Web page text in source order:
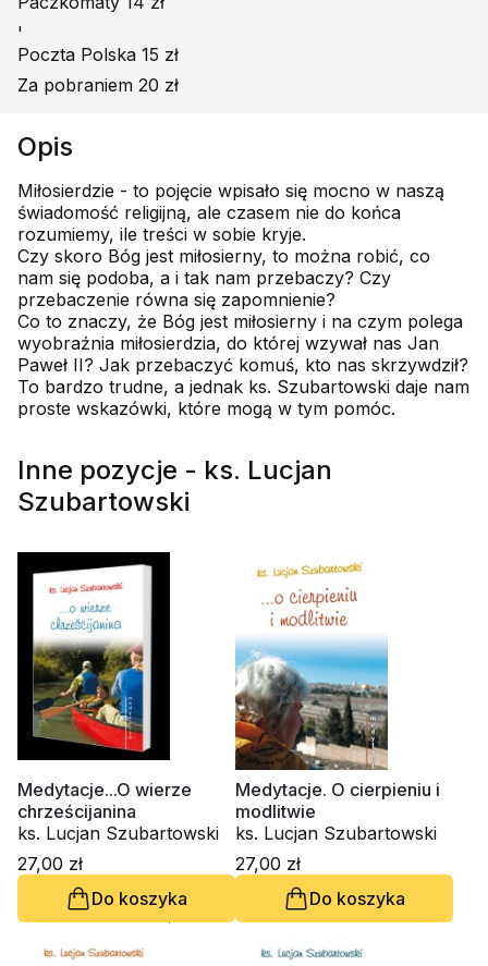
'
Poczta Polska 15 zł
Za pobraniem 20 zł
Opis
Miłosierdzie - to pojęcie wpisało się mocno w naszą
świadomość religijną, ale czasem nie do końca
rozumiemy, ile treści w sobie kryje.
Czy skoro Bóg jest miłosierny, to można robić, co
nam się podoba, a i tak nam przebaczy? Czy
przebaczenie równa się zapomnienie?
Co to znaczy, że Bóg jest miłosierny i na czym polega
wyobraźnia miłosierdzia, do której wzywał nas Jan
Paweł II? Jak przebaczyć komuś, kto nas skrzywdził?
To bardzo trudne, a jednak ks. Szubartowski daje nam
proste wskazówki, które mogą w tym pomóc.
Inne pozycje - ks. Lucjan
Szubartowski
Medytacje...O wierze
chrześcijanina
ks. Lucjan Szubartowski
27,00 zł
Do koszyka
Medytacje. O cierpieniu i
modlitwie
ks. Lucjan Szubartowski
27,00 zł
Do koszyka